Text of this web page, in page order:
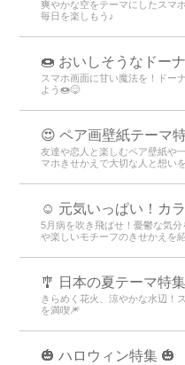
爽やかな空をテーマにしたスマ
毎日を楽しもう♪
🍩 おいしそうなドー
スマホ画面に甘い魔法を！ドー
よう🍩😋
😍 ペア画壁紙テーマ
友達や恋人と楽しむペア壁紙や
マホきせかえで大切な人と想い
☺️ 元気いっぱい！カ
5月病を吹き飛ばせ！憂鬱な気
や楽しいモチーフのきせかえを
🎐 日本の夏テーマ特
きらめく花火、涼やかな水辺！
を満喫🎆
🎃 ハロウィン特集 🎃